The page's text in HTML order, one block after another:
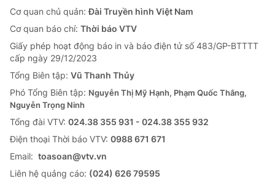
Giải sao mai
Làm đẹp
Chất lượng cuộc sống
Tuyển sinh
Học trực tuyến
Công nghệ
Hitech Công nghệ tương lai
Sản phẩm
Thị trường
Tư vấn
Giao lưu trực tuyến
Lịch phát sóng
Chuyên mục khác
Emagazine Podcast
Cơ quan chủ quản:Đài Truyền hình Việt Nam
Cơ quan báo chí: Thời báo VTV
Giấy phép hoạt động báo in và báo điện tử số 483/GP-BTTTT
cấp ngày 29/12/2023
Tổng Biên tập: Vũ Thanh Thủy
Phó Tổng Biên tập: Nguyễn Thị Mỹ Hạnh, Phạm Quốc Thắng,
Nguyễn Trọng Ninh
Tổng đài VTV: 024.38 355 931 - 024.38 355 932
Ðiện thoại Thời báo VTV: 0988 671 671
Email: toasoan@vtv.vn
Liên hệ quảng cáo: (024) 626 79595